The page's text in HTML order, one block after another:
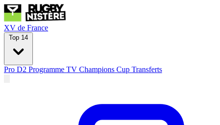
XV de France
Top 14
Pro D2 Programme TV Champions Cup Transferts